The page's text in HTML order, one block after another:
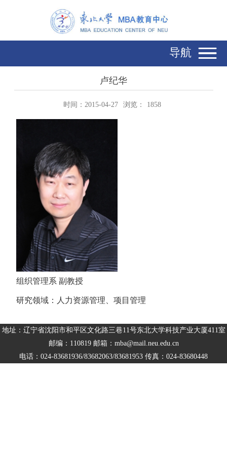
导航
卢纪华
时间：2015-04-27 浏览： 1858
组织管理系 副教授
研究领域：人力资源管理、项目管理
地址：辽宁省沈阳市和平区文化路三巷11号东北大学科技产业大厦411室
邮编：110819 邮箱：mba@mail.neu.edu.cn
电话：024-83681936/83682063/83681953 传真：024-83680448